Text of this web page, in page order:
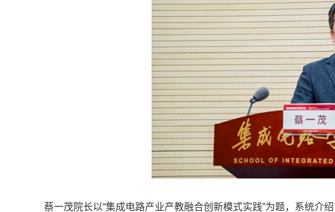
蔡一茂院长以“集成电路产业产教融合创新模式实践”为题，系统介